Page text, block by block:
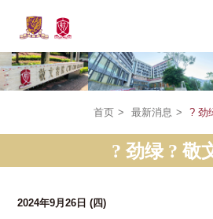
首页 > 最新消息 > ? 劲
? 劲绿 ? 敬
2024年9月26日(四)